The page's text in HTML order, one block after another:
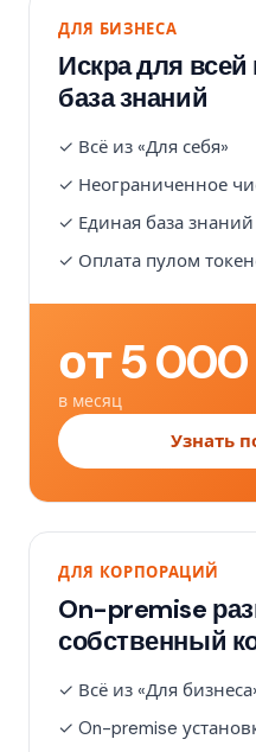
ДЛЯ БИЗНЕСА
Искра для
база знаний
✓ Всё из «Для себя»
✓ Неограниченное
✓ Единая база
✓ Оплата пулом
от 5
в месяц
Узнать
ДЛЯ КОРПОРАЦИЙ
On-premise
собственный
✓ Всё из «Для
✓ On-premise